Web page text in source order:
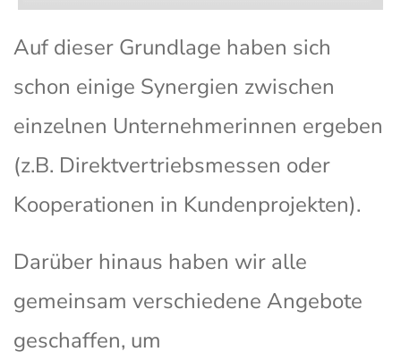
Auf dieser Grundlage haben sich
schon einige Synergien zwischen
einzelnen Unternehmerinnen ergeben
(z.B. Direktvertriebsmessen oder
Kooperationen in Kundenprojekten).
Darüber hinaus haben wir alle
gemeinsam verschiedene Angebote
geschaffen, um